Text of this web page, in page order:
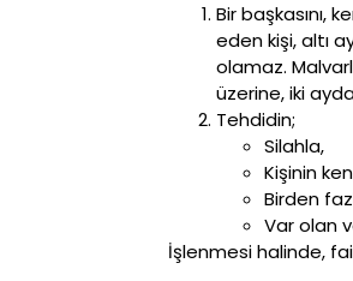
Bir başkasını,
eden kişi, altı
olamaz.
üzerine, iki
Tehdidin;
Silahla,
Kişinin
Birden
Var olan
İşlenmesi halinde,